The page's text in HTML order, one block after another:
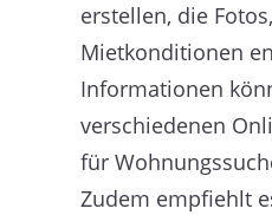
erstellen, die
Mietkonditionen
Informationen
verschiedenen
für
Zudem empfiehlt